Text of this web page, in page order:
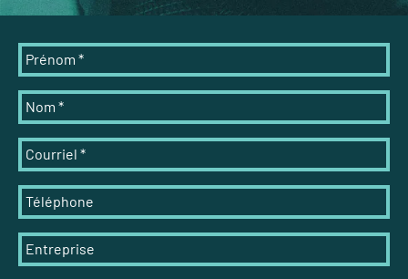
Prénom *
Nom *
Courriel *
Téléphone
Entreprise